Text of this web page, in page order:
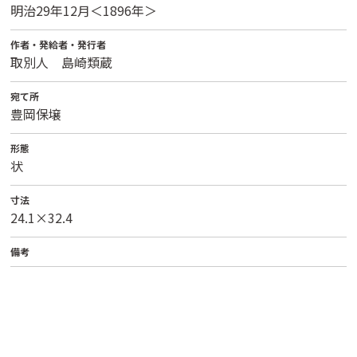
明治29年12月＜1896年＞
作者・発給者・発行者
取別人 島崎類蔵
宛て所
豊岡保壌
形態
状
寸法
24.1×32.4
備考